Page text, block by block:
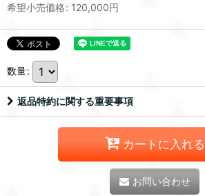
希望小売価格: 120,000円
数量:
返品特約に関する重要事項
カートに入れる
お問い合わせ